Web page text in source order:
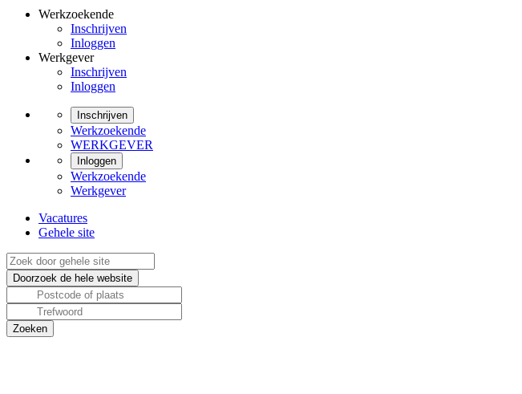
Werkzoekende
Inschrijven
Inloggen
Werkgever
Inschrijven
Inloggen
Inschrijven
Werkzoekende
WERKGEVER
Inloggen
Werkzoekende
Werkgever
Vacatures
Gehele site